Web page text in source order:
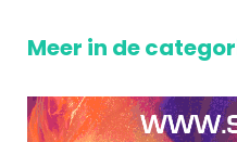
Meer in de